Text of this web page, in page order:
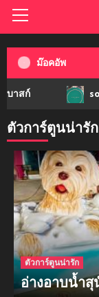
ม๊อคอัพ
soul
ตัวการ์ตูนน่ารัก
ตัวการ์ตูนน่ารัก
อ่างอาบน้ำ